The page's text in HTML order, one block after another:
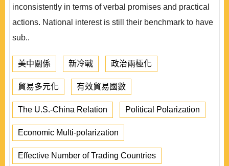
inconsistently in terms of verbal promises and practical
actions. National interest is still their benchmark to have
sub..
美中關係 新冷戰 政治兩極化
貿易多元化 有效貿易國數
The U.S.-China Relation Political Polarization
Economic Multi-polarization
Effective Number of Trading Countries